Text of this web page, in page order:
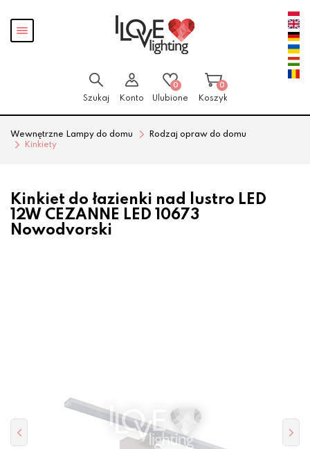
Pokaż
menu
Szukaj Konto
0
Ulubione
0
Koszyk
Wewnętrzne Lampy do domu
Rodzaj opraw do domu
Kinkiety
Kinkiet do łazienki nad lustro LED
12W CEZANNE LED 10673
Nowodvorski